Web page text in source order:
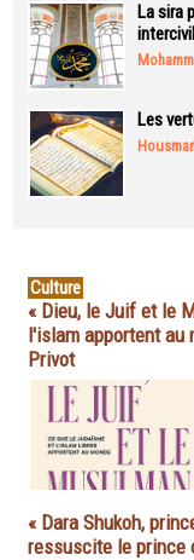
La sira
Les
Culture
« Dieu, le Juif et le
l'islam apportent au
Privot
« Dara Shukoh,
ressuscite le prince